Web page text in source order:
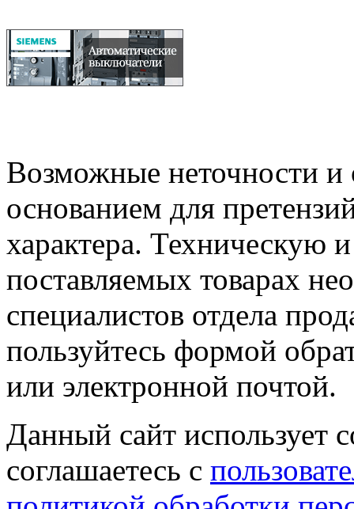
Возможные неточности и
основанием для
характера.
поставляемых товарах
специалистов отдела
пользуйтесь формой
или электронной почтой.
Данный сайт использует
соглашаетесь с